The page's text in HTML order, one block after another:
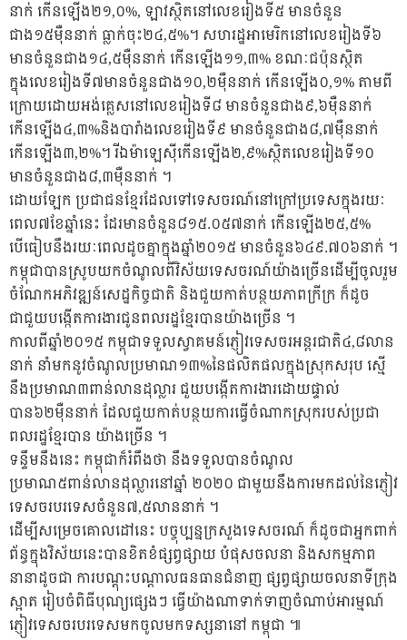
នាក់ កើនឡើង២១,០%, ឡាវស្ថិតនៅលេខរៀងទី៥ មានចំនួន
ជាង១៥ម៉ឺននាក់ ធ្លាក់ចុះ២៤,៥%។ សហរដ្ឋអាមេរិកនៅលេខរៀងទី៦
មានចំនួនជាង១៤,៥ម៉ឺននាក់ កើនឡើង១១,៣% ខណៈជប៉ុនស្ថិត
ក្នុងលេខរៀងទី៧មានចំនួនជាង១០,២ម៉ឺននាក់ កើនឡើង០,១% តាមពី
ក្រោយដោយអង់គ្លេសនៅលេខរៀងទី៨ មានចំនួនជាង៩,៦ម៉ឺននាក់
កើនឡើង៤,៣%និងបារាំងលេខរៀងទី៩ មានចំនួនជាង៨,៧ម៉ឺននាក់
កើនឡើង៣,២%។ រីឯម៉ាឡេស៊ីកើនឡើង២,៩%ស្ថិតលេខរៀងទី១០
មានចំនួនជាង៨,៣ម៉ឺននាក់ ។
ដោយឡែក ប្រជាជនខ្មែរដែលទៅទេសចរណ៍នៅក្រៅប្រទេសក្នុងរយៈ
ពេល៧ខែឆ្នាំនេះ ដែរមានចំនួន៨១៥.០៥៧នាក់ កើនឡើង២៥,៥%
បើធៀបនឹងរយៈពេលដូចគ្នាក្នុងឆ្នាំ២០១៥ មានចំនួន៦៤៩.៧០៦នាក់ ។
កម្ពុជាបានស្រូបយកចំណូលពីវិស័យទេសចរណ៍យ៉ាងច្រើនដើម្បីចូលរួម
ចំណែកអភិវឌ្ឍន៍សេដ្ឋកិច្ចជាតិ និងជួយកាត់បន្ថយភាពក្រីក្រ ក៏ដូច
ជាជួយបង្កើតការងារជូនពលរដ្ឋខ្មែរបានយ៉ាងច្រើន ។
កាលពីឆ្នាំ២០១៥ កម្ពុជាទទួលស្វាគមន៍ភ្ញៀវទេសចរអន្តរជាតិ៤,៨លាន
នាក់ នាំមកនូវចំណូលប្រមាណ១៣%នៃផលិតផលក្នុងស្រុកសរុប ស្មើ
នឹងប្រមាណ៣ពាន់លានដុល្លារ ជួយបង្កើតការងារដោយផ្ទាល់
បាន៦២ម៉ឺននាក់ ដែលជួយកាត់បន្ថយការធ្វើចំណាកស្រុករបស់ប្រជា
ពលរដ្ឋខែ្មរបាន យ៉ាងច្រើន ។
ទន្ទឹមនឹងនេះ កម្ពុជាក៏រំពឹងថា នឹងទទួលបានចំណូល
ប្រមាណ៥ពាន់លានដុល្លារនៅឆ្នាំ ២០២០ ជាមួយនឹងការមកដល់នៃភ្ញៀវ
ទេសចរបរទេសចំនួន៧,៥លាននាក់ ។
ដើម្បីសម្រេចគោលដៅនេះ បច្ចុប្បន្នក្រសួងទេសចរណ៍ ក៏ដូចជាអ្នកពាក់
ព័ន្ធក្នុងវិស័យនេះបានខិតខំផ្សព្វផ្សាយ បំផុសចលនា និងសកម្មភាព
នានាដូចជា ការបណ្ដុះបណ្ដាលធនធានជំនាញ ផ្សព្វផ្សាយចលនាទីក្រុង
ស្អាត រៀបចំពិធីបុណ្យផ្សេងៗ ធ្វើយ៉ាងណាទាក់ទាញចំណាប់អារម្មណ៍
ភ្ញៀវទេសចរបរទេសមកចូលមកទស្សនានៅ កម្ពុជា ៕